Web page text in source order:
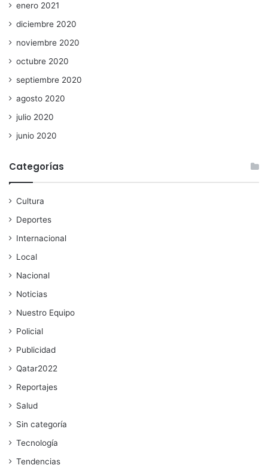
enero 2021
diciembre 2020
noviembre 2020
octubre 2020
septiembre 2020
agosto 2020
julio 2020
junio 2020
Categorías
Cultura
Deportes
Internacional
Local
Nacional
Noticias
Nuestro Equipo
Policial
Publicidad
Qatar2022
Reportajes
Salud
Sin categoría
Tecnología
Tendencias